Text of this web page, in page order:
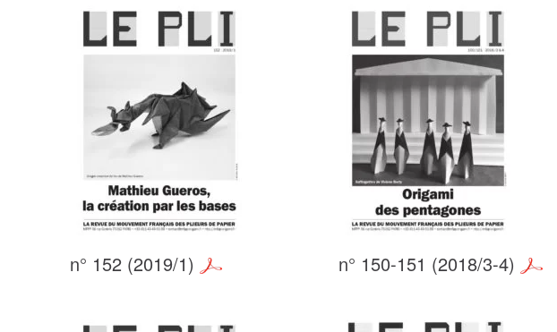
n° 152 (2019/1) n° 150-151 (2018/3-4)